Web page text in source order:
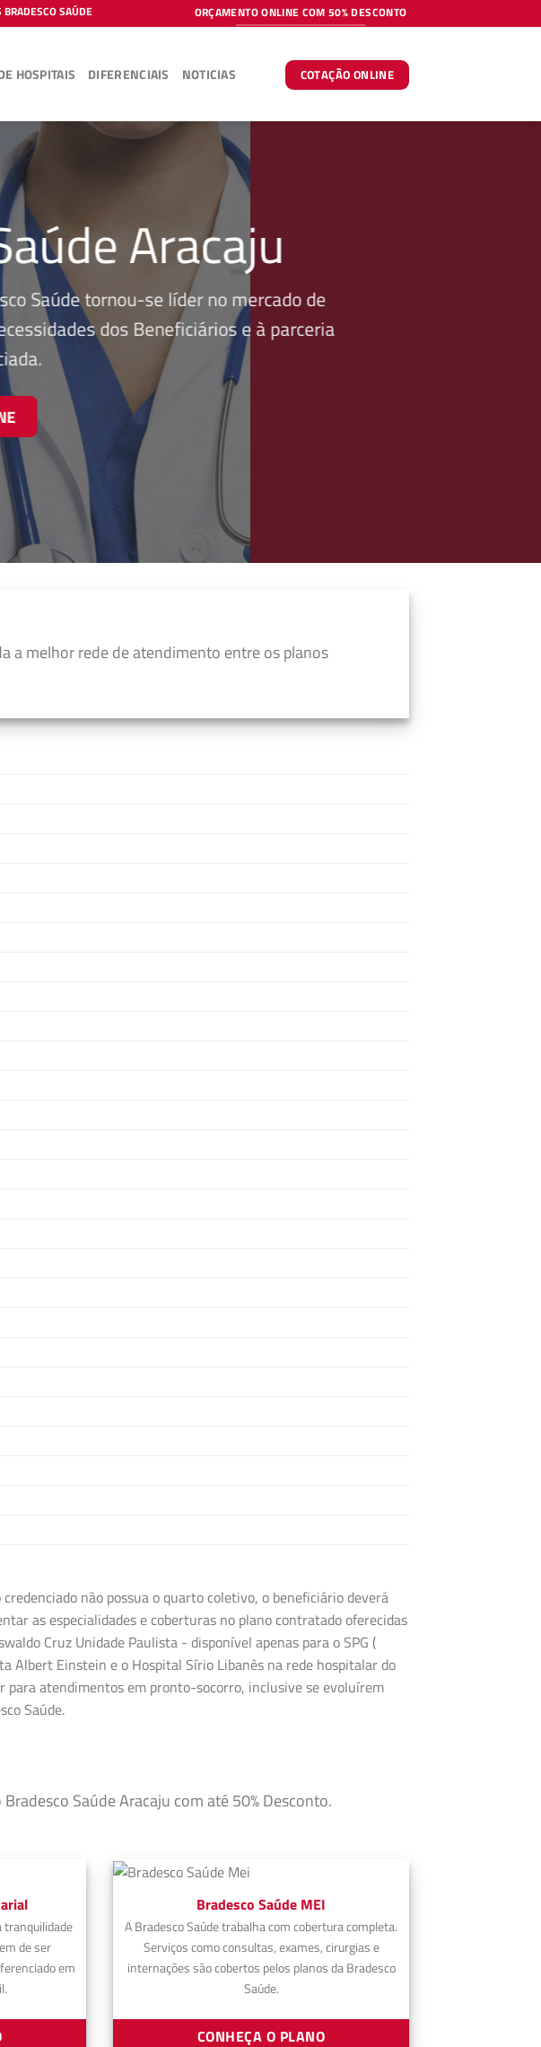
BRADESCO SAÚDE ORÇAMENTO ONLINE COM 50% DESCONTO
HOSPITAIS DIFERENCIAIS NOTICIAS COTAÇÃO ONLINE
Aracaju
Saúde tornou-se líder no mercado de
dos Beneficiários e à parceria
a melhor rede de atendimento entre os planos
não possua o quarto coletivo, o beneficiário deverá
as especialidades e coberturas no plano contratado oferecidas
Cruz Unidade Paulista - disponível apenas para o SPG (
Albert Einstein e o Hospital Sírio Libanês na rede hospitalar do
para atendimentos em pronto-socorro, inclusive se evoluírem
Saúde.
Saúde Aracaju com até 50% Desconto.
tranquilidade
de ser
em
Bradesco Saúde MEI
A Bradesco Saúde trabalha com cobertura completa.
Serviços como consultas, exames, cirurgias e
internações são cobertos pelos planos da Bradesco
Saúde.
CONHEÇA O PLANO